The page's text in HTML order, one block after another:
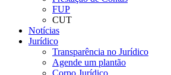
FUP
CUT
Notícias
Jurídico
Transparência no Jurídico
Agende um plantão
Corpo Jurídico